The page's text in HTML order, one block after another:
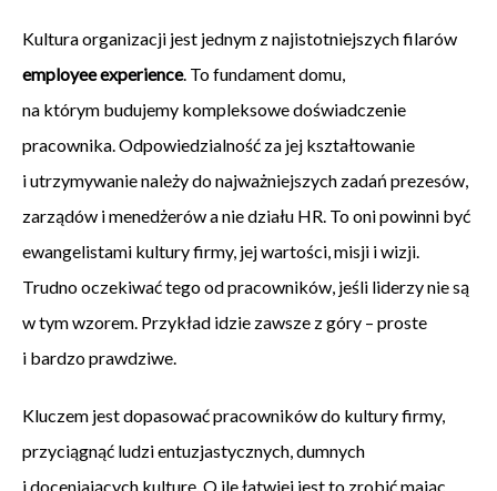
Kultura organizacji jest jednym z najistotniejszych filarów
employee experience. To fundament domu,
na którym budujemy kompleksowe doświadczenie
pracownika. Odpowiedzialność za jej kształtowanie
i utrzymywanie należy do najważniejszych zadań prezesów,
zarządów i menedżerów a nie działu HR. To oni powinni być
ewangelistami kultury firmy, jej wartości, misji i wizji.
Trudno oczekiwać tego od pracowników, jeśli liderzy nie są
w tym wzorem. Przykład idzie zawsze z góry – proste
i bardzo prawdziwe.
Kluczem jest dopasować pracowników do kultury firmy,
przyciągnąć ludzi entuzjastycznych, dumnych
i doceniających kulturę. O ile łatwiej jest to zrobić mając